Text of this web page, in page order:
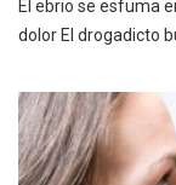
El ebrio se esfuma
dolor El drogadicto